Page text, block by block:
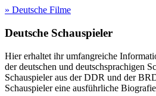
» Deutsche Filme
Deutsche Schauspieler
Hier erhaltet ihr umfangreiche
der deutschen und deutschsprachigen
Schauspieler aus der DDR und der
Schauspieler eine ausführliche